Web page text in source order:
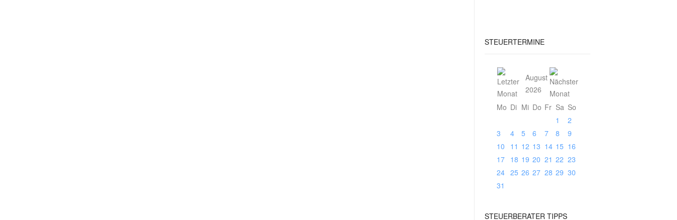
STEUERTERMINE
August
2026
Mo Di Mi Do Fr Sa So
1
2
3
4 5 6 7 8
9
10
11 12 13 14 15 16
17
18 19 20 21 22 23
24 25 26 27 28 29 30
31
STEUERBERATER TIPPS